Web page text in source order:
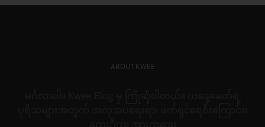
ABOUT KWEE